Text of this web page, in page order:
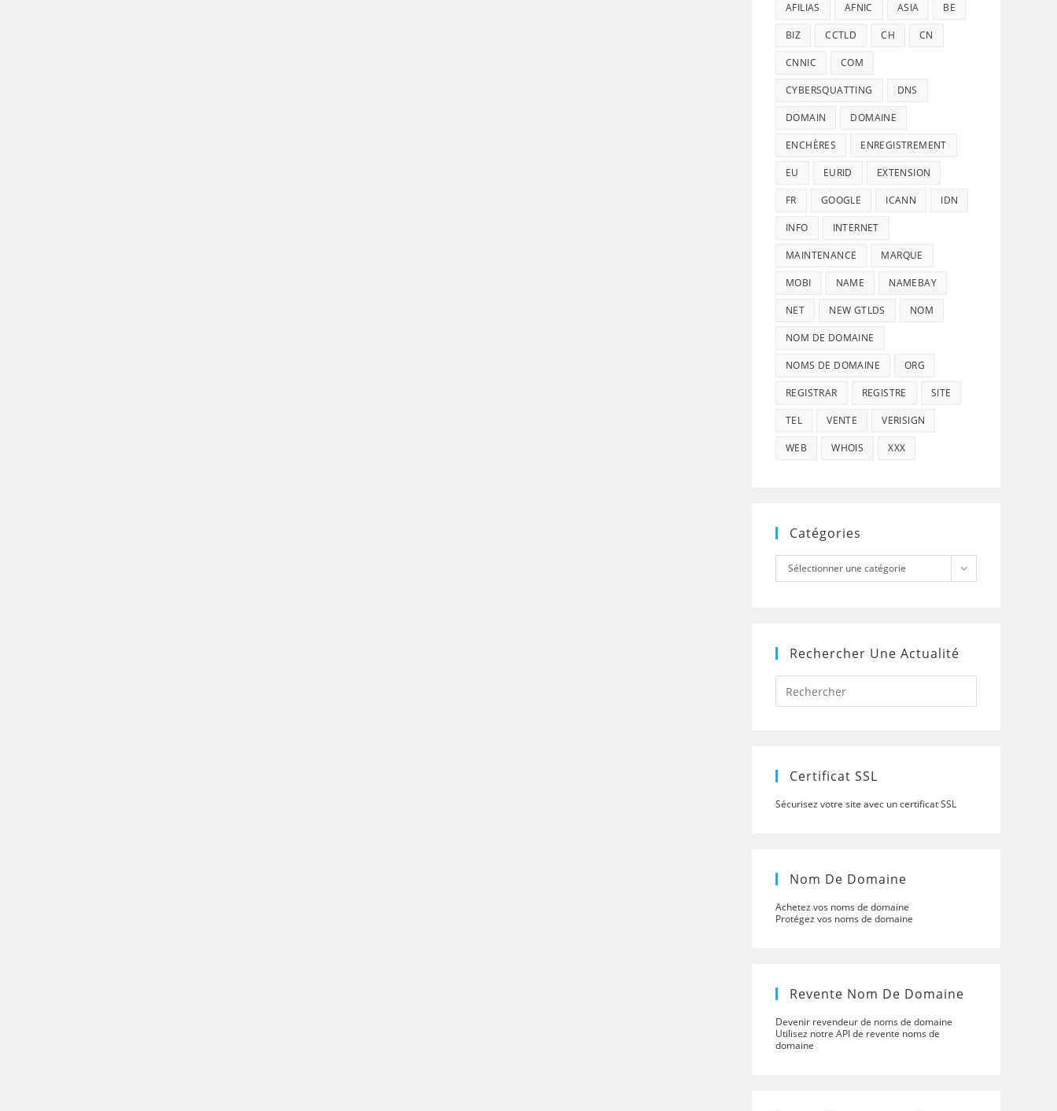
AFILIAS AFNIC ASIA BE
BIZ CCTLD CH CN
CNNIC COM
CYBERSQUATTING DNS
DOMAIN DOMAINE
ENCHÈRES ENREGISTREMENT
EU EURID EXTENSION
FR GOOGLE ICANN IDN
INFO INTERNET
MAINTENANCE MARQUE
MOBI NAME NAMEBAY
NET NEW GTLDS NOM
NOM DE DOMAINE
NOMS DE DOMAINE ORG
REGISTRAR REGISTRE SITE
TEL VENTE VERISIGN
WEB WHOIS XXX
Catégories
Catégories
Sélectionner une catégorie
Rechercher Une Actualité
Press
to
Certificat SSL
Sécurisez votre site avec un certificat SSL
Nom De Domaine
Achetez vos noms de domaine
Protégez vos noms de domaine
Revente Nom De Domaine
Devenir revendeur de noms de domaine
Utilisez notre API de revente noms de
domaine